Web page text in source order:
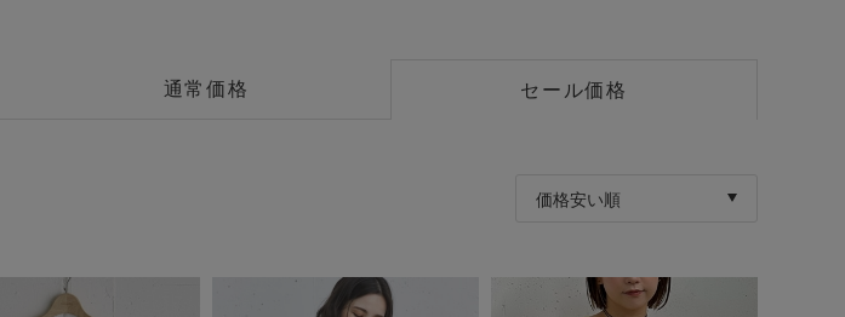
通常価格 セール価格
価格安い順